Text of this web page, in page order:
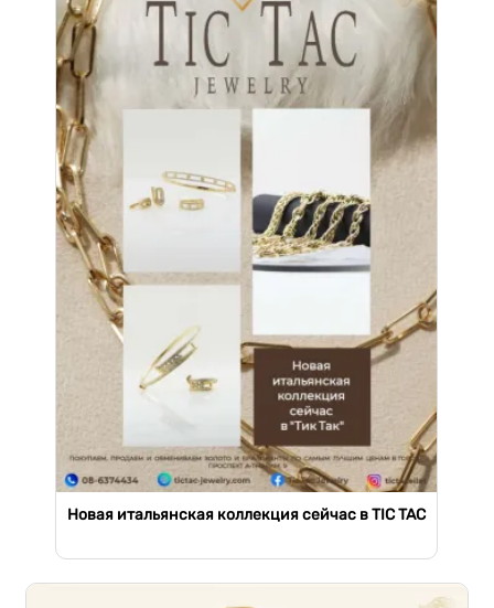
Новая итальянская коллекция сейчас в TIC TAC